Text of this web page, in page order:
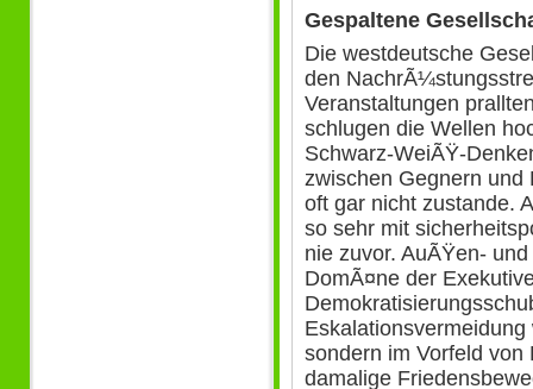
Gespaltene
Die westdeutsche
den
Veranstaltungen
schlugen die Wellen
Schwarz-WeiÃŸ-
zwischen Gegnern
oft gar nicht zustande.
so sehr mit
nie zuvor. AuÃŸen-
DomÃ¤ne der
sondern im Vorfeld
damalige